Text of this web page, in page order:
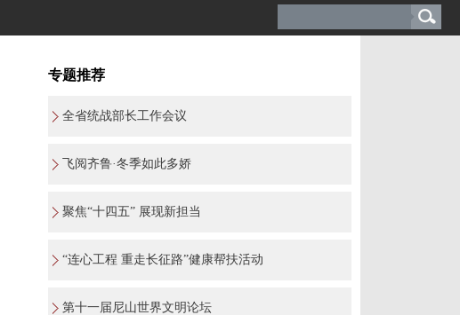
专题推荐
全省统战部长工作会议
飞阅齐鲁·冬季如此多娇
聚焦“十四五” 展现新担当
“连心工程 重走长征路”健康帮扶活动
第十一届尼山世界文明论坛